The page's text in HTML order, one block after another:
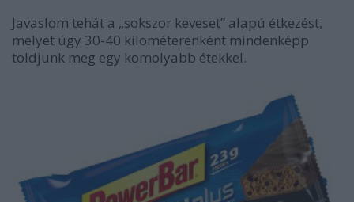
Javaslom tehát a „sokszor keveset” alapú étkezést,
melyet úgy 30-40 kilométerenként mindenképp
toldjunk meg egy komolyabb étekkel.